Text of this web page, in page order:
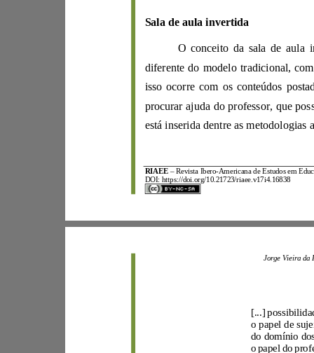
RIAEE – Revista Ibero-
DOI:
https://doi.org/10.21723/riaee.v17i4.16838
Sala de aula invertida
diferente d
procurar ajuda do professor,